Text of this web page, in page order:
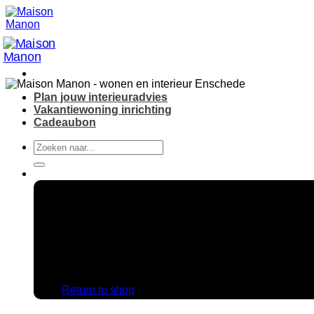
Skip
to
content
Plan jouw interieuradvies
Vakantiewoning inrichting
Cadeaubon
Search
for:
Return to shop